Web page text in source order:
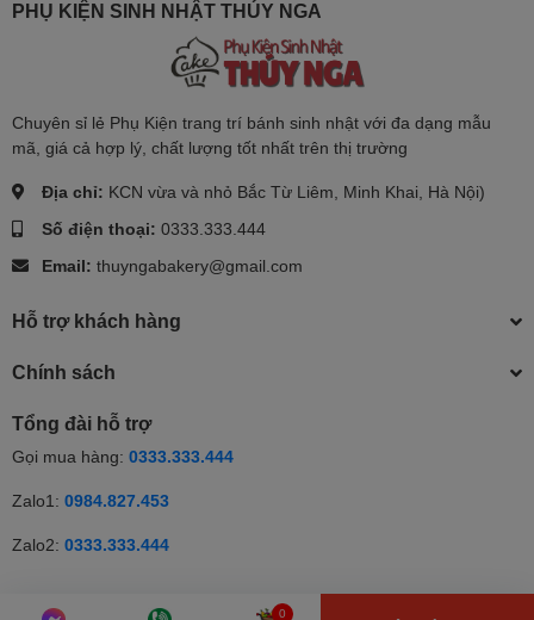
PHỤ KIỆN SINH NHẬT THÚY NGA
Chuyên sỉ lẻ Phụ Kiện trang trí bánh sinh nhật với đa dạng mẫu
mã, giá cả hợp lý, chất lượng tốt nhất trên thị trường
Địa chỉ: KCN vừa và nhỏ Bắc Từ Liêm, Minh Khai, Hà Nội)
Số điện thoại: 0333.333.444
Email: thuyngabakery@gmail.com
Hỗ trợ khách hàng
Chính sách
Tổng đài hỗ trợ
Gọi mua hàng: 0333.333.444
Zalo1: 0984.827.453
Zalo2: 0333.333.444
© Bản quyền thuộc về Thúy Nga | Cung cấp bởi Sapo | Cung cấp
0